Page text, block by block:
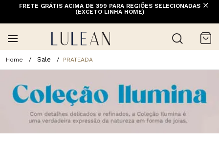
FRETE GRÁTIS ACIMA DE 399 PARA REGIÕES SELECIONADAS
(EXCETO LINHA HOME)
Sale PRATEADA